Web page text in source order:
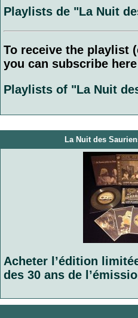
Playlists de "La Nuit
To receive the playlist
you can subscribe here
Playlists of "La Nuit
La Nuit des
Acheter l’édition
des 30 ans de